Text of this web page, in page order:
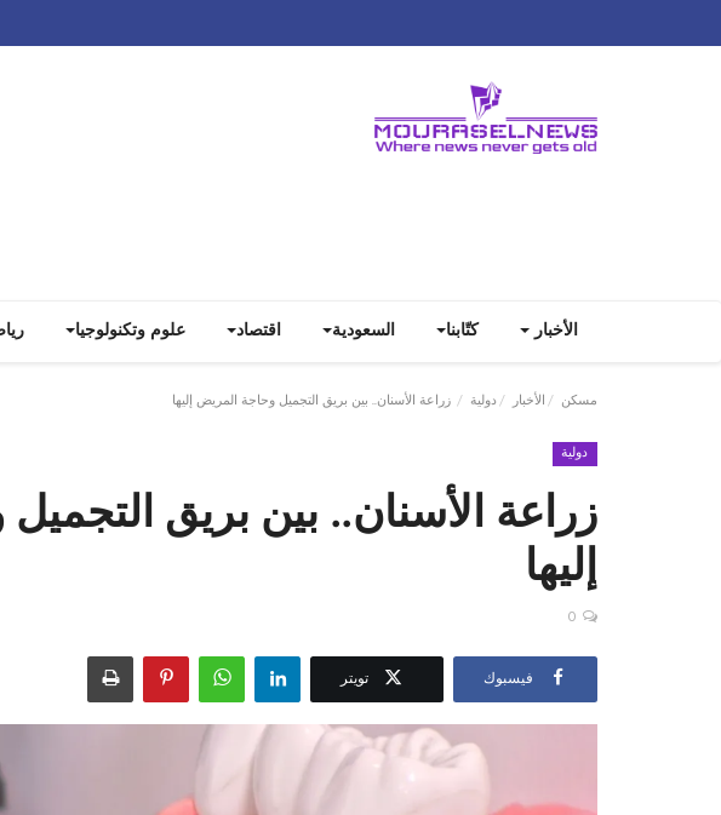
الأخبار كتّابنا السعودية اقتصاد علوم وتكنولوجيا
مسكن الأخبار دولية زراعة الأسنان.. بين بريق التجميل وحاجة المريض إليها
دولية
زراعة الأسنان.. بين بريق
إليها
0
فيسبوك تويتر